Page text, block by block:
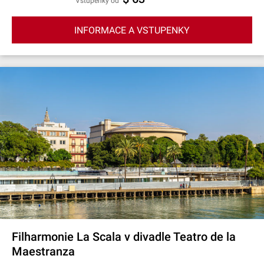
INFORMACE A VSTUPENKY
Filharmonie La Scala v divadle Teatro de la
Maestranza